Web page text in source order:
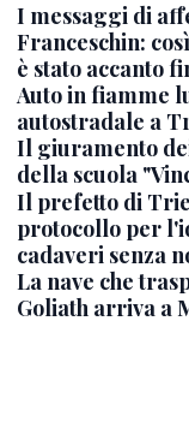
I messaggi di
Franceschin:
è stato accanto
Auto in fiamme
autostradale a
Il giuramento
della scuola
Il prefetto di
protocollo per
cadaveri senza
La nave che
Goliath arriva a